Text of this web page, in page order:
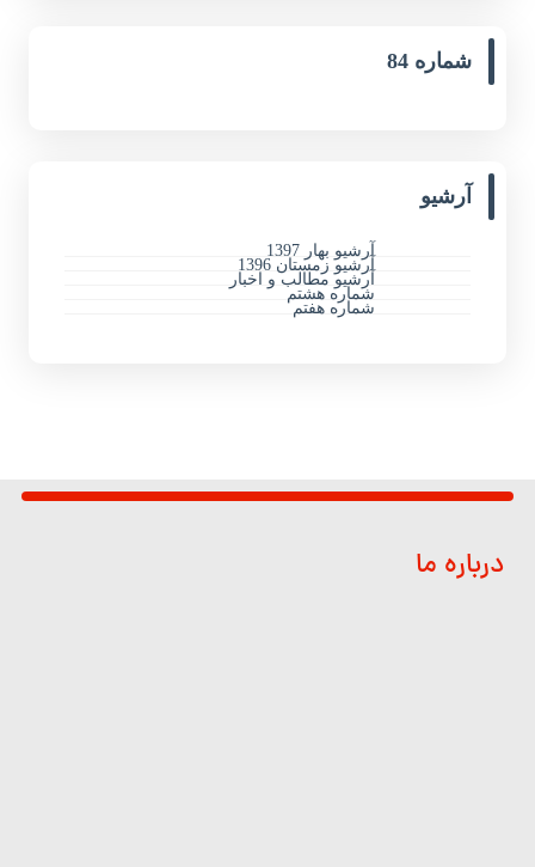
شماره 84
آرشیو
آرشیو بهار 1397
آرشیو زمستان 1396
آرشیو مطالب و اخبار
شماره هشتم
شماره هفتم
درباره ما